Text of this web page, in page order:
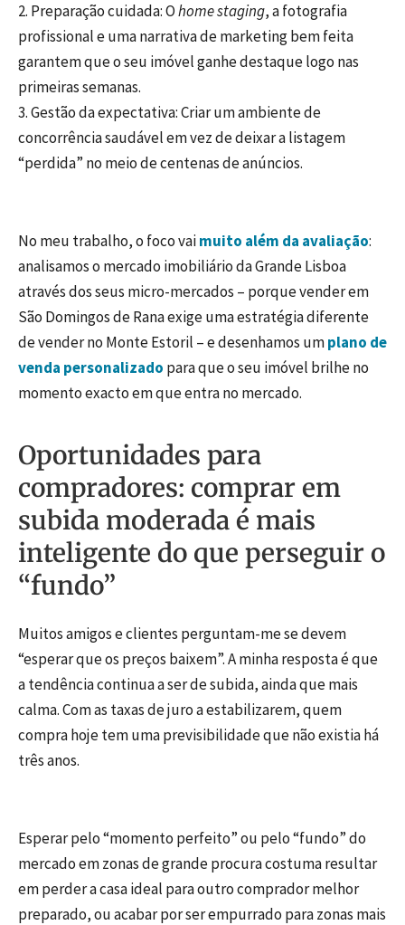
2. Preparação cuidada: Ohome staging, a fotografia
profissional e uma narrativa de marketing bem feita
garantem que o seu imóvel ganhe destaque logo nas
primeiras semanas.
3. Gestão da expectativa: Criar um ambiente de
concorrência saudável em vez de deixar a listagem
“perdida” no meio de centenas de anúncios.
No meu trabalho, o foco vaimuito além da avaliação:
analisamos o mercado imobiliário da Grande Lisboa
através dos seus micro-mercados – porque vender em
São Domingos de Rana exige uma estratégia diferente
de vender no Monte Estoril – e desenhamos umplano de
venda personalizado para que o seu imóvel brilhe no
momento exacto em que entra no mercado.
Oportunidades para
compradores: comprar em
subida moderada é mais
inteligente do que perseguir o
“fundo”
Muitos amigos e clientes perguntam-me se devem
“esperar que os preços baixem”. A minha resposta é que
a tendência continua a ser de subida, ainda que mais
calma. Com as taxas de juro a estabilizarem, quem
compra hoje tem uma previsibilidade que não existia há
três anos.
Esperar pelo “momento perfeito” ou pelo “fundo” do
mercado em zonas de grande procura costuma resultar
em perder a casa ideal para outro comprador melhor
preparado, ou acabar por ser empurrado para zonas mais